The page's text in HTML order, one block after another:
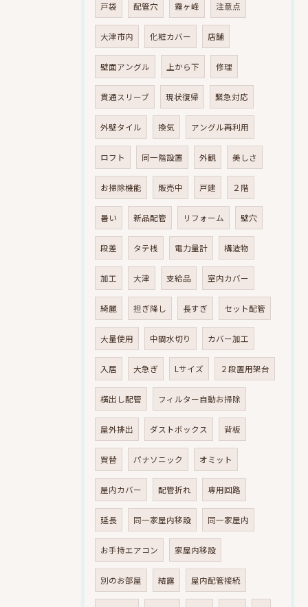
戸袋 配管穴 霧ヶ峰 注意点
大津市内 化粧カバー 店舗
壁面アングル 上から下 修理
貫通スリーブ 現状復帰 緊急対応
外壁タイル 換気 アングル再利用
ロフト 同一階設置 外観 美しさ
お掃除機能 販売中 戸建 ２階
暑い 新品配管 リフォーム 壁穴
段差 タテ桟 電力量計 構造物
加工 大津 支給品 室内カバー
綺麗 担ぎ降し 長すぎ セット配管
大量使用 中間水切り カバー加工
入居 大急ぎ Lサイズ ２段置用架台
横出し配管 フィルター自動お掃除
屋外排出 ダストボックス 背板
買替 パナソニック オミット
屋内カバー 配管折れ 専用回路
延長 同一家屋内移設 同一家屋内
お手持エアコン 家屋内移設
別のお部屋 結露 屋内配管接続